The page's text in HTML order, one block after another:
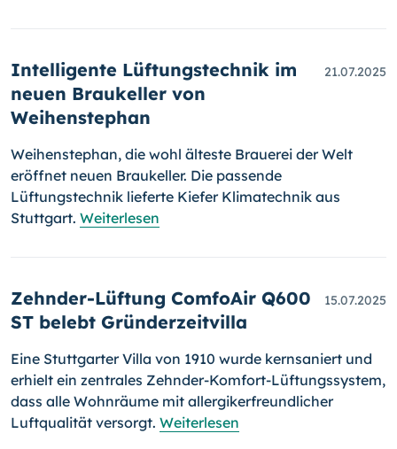
Intelligente Lüftungstechnik im
neuen Braukeller von
Weihenstephan
21.07.2025
Weihenstephan, die wohl älteste Brauerei der Welt
eröffnet neuen Braukeller. Die passende
Lüftungstechnik lieferte Kiefer Klimatechnik aus
Stuttgart. Weiterlesen
Zehnder-Lüftung ComfoAir Q600
ST belebt Gründerzeitvilla
15.07.2025
Eine Stuttgarter Villa von 1910 wurde kernsaniert und
erhielt ein zentrales Zehnder-Komfort-Lüftungssystem,
dass alle Wohnräume mit allergikerfreundlicher
Luftqualität versorgt. Weiterlesen